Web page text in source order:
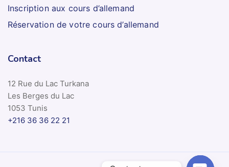
Inscription aux cours d’allemand
Réservation de votre cours d’allemand
Contact
12 Rue du Lac Turkana
Les Berges du Lac
1053 Tunis
+216 36 36 22 21